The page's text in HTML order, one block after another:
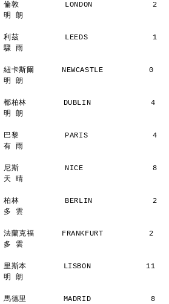
倫敦          LONDON             2
明 朗
利茲          LEEDS              1
驟 雨
紐卡斯爾      NEWCASTLE          0
明 朗
都柏林        DUBLIN             4
明 朗
巴黎          PARIS              4
有 雨
尼斯          NICE               8
天 晴
柏林          BERLIN             2
多 雲
法蘭克福      FRANKFURT          2
多 雲
里斯本        LISBON            11
明 朗
馬德里        MADRID             8